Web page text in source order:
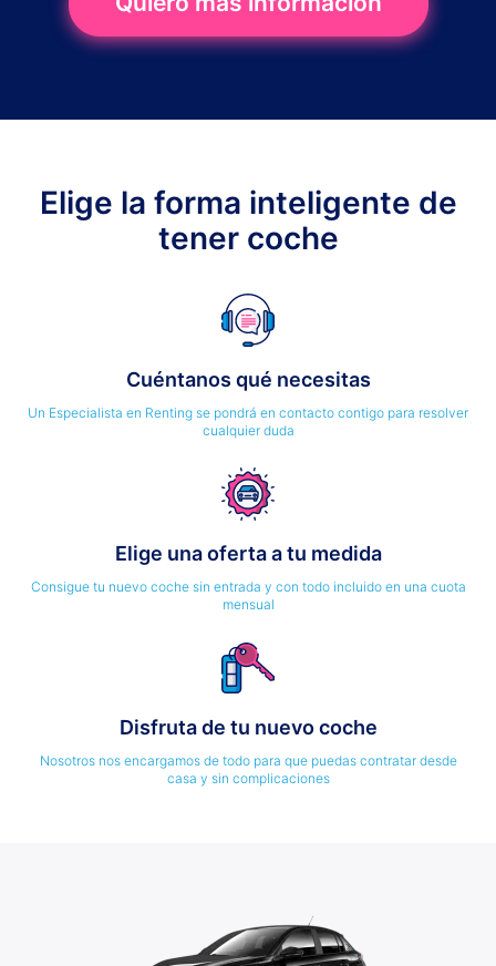
Elige la forma inteligente de
tener coche
Cuéntanos qué necesitas
Un Especialista en Renting se pondrá en contacto contigo para resolver
cualquier duda
Elige una oferta a tu medida
Consigue tu nuevo coche sin entrada y con todo incluido en una cuota
mensual
Disfruta de tu nuevo coche
Nosotros nos encargamos de todo para que puedas contratar desde
casa y sin complicaciones